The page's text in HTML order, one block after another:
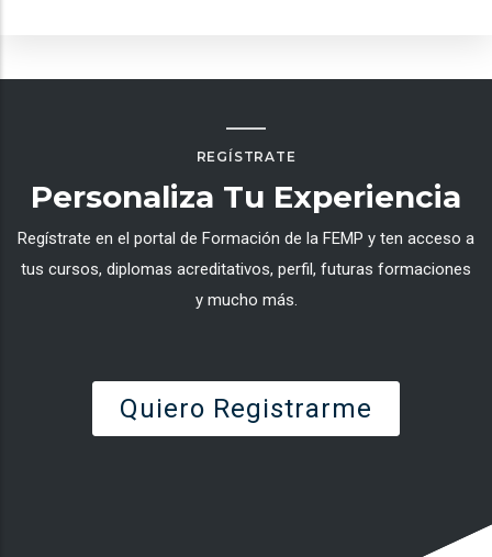
REGÍSTRATE
Personaliza Tu Experiencia
Regístrate en el portal de Formación de la FEMP y ten acceso a
tus cursos, diplomas acreditativos, perfil, futuras formaciones
y mucho más.
Quiero Registrarme